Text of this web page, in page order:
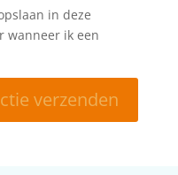
in deze
wanneer ik een